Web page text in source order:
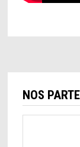
NOS